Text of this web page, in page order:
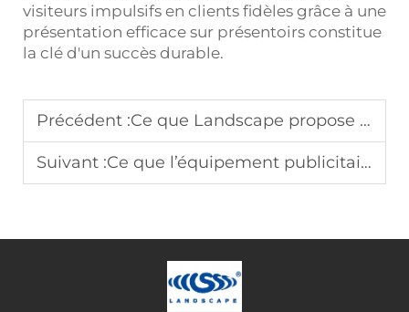
visiteurs impulsifs en clients fidèles grâce à une
présentation efficace sur présentoirs constitue
la clé d'un succès durable.
Précédent :Ce que Landscape propose en matière de solutions sur mesure pour supports d’affichage
Suivant :Ce que l’équipement publicitaire de Landscape signifie pour votre entreprise